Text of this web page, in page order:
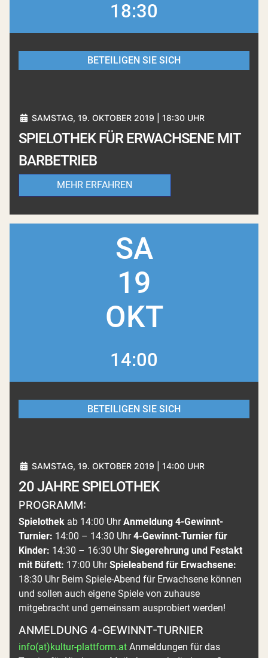
18:30
BETEILIGEN SIE SICH
SAMSTAG, 19. OKTOBER 2019 | 18:30 UHR
SPIELOTHEK FÜR ERWACHSENE MIT
BARBETRIEB
MEHR ERFAHREN
SA
19
OKT
14:00
BETEILIGEN SIE SICH
SAMSTAG, 19. OKTOBER 2019 | 14:00 UHR
20 JAHRE SPIELOTHEK
PROGRAMM:
Spielothek ab 14:00 UhrAnmeldung 4-Gewinnt-
Turnier: 14:00 – 14:30 Uhr4-Gewinnt-Turnier für
Kinder: 14:30 – 16:30 UhrSiegerehrung und Festakt
mit Büfett: 17:00 UhrSpieleabend für Erwachsene:
18:30 Uhr Beim Spiele-Abend für Erwachsene können
und sollen auch eigene Spiele von zuhause
mitgebracht und gemeinsam ausprobiert werden!
ANMELDUNG 4-GEWINNT-TURNIER
info(at)kultur-plattform.at Anmeldungen für das